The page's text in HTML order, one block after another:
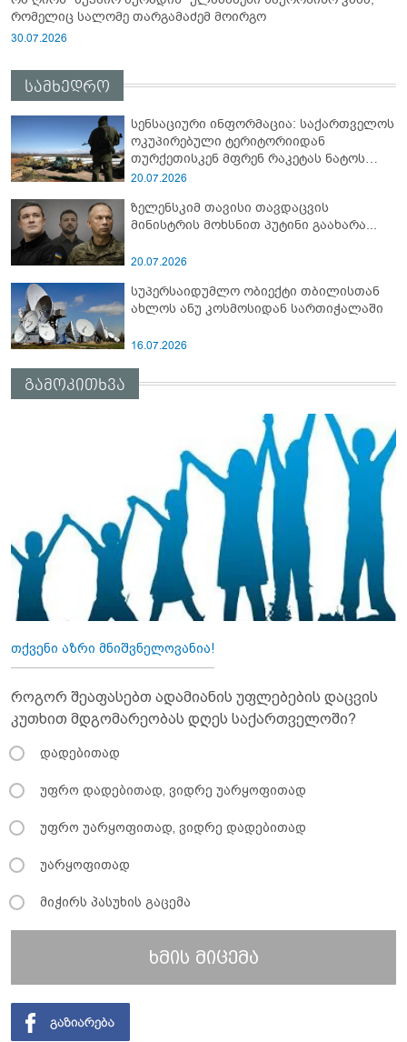
რომელიც სალომე თარგამაძემ მოირგო
30.07.2026
სამხედრო
სენსაციური ინფორმაცია: საქართველოს
ოკუპირებული ტერიტორიიდან
თურქეთისკენ მფრენ რაკეტას ნატოს
სამიტი კინაღამ ჩაუშლია
20.07.2026
ზელენსკიმ თავისი თავდაცვის
მინისტრის მოხსნით პუტინი გაახარა...
20.07.2026
სუპერსაიდუმლო ობიექტი თბილისთან
ახლოს ანუ კოსმოსიდან სართიჭალაში
16.07.2026
გამოკითხვა
თქვენი აზრი მნიშვნელოვანია!
როგორ შეაფასებთ ადამიანის უფლებების დაცვის
კუთხით მდგომარეობას დღეს საქართველოში?
დადებითად
უფრო დადებითად, ვიდრე უარყოფითად
უფრო უარყოფითად, ვიდრე დადებითად
უარყოფითად
მიჭირს პასუხის გაცემა
ხმის მიცემა